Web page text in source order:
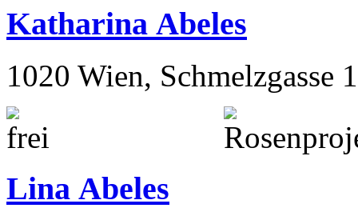
Katharina Abeles
1020 Wien, Schmelzgasse
Lina Abeles